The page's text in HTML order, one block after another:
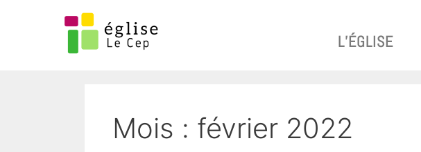
L’ÉGLISE
Mois : février 2022